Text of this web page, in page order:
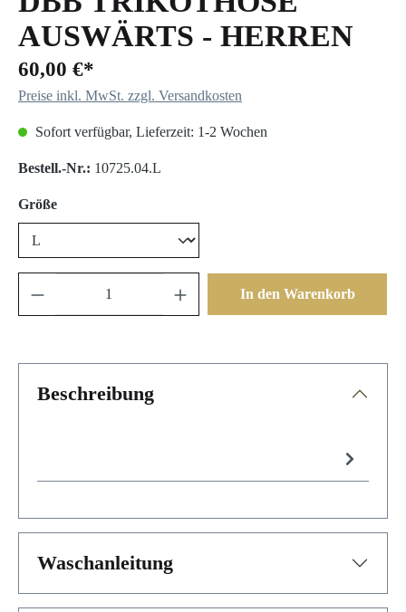
AUSWÄRTS - HERREN
60,00 €*
Preise inkl. MwSt. zzgl. Versandkosten
Sofort verfügbar, Lieferzeit: 1-2 Wochen
Bestell.-Nr.: 10725.04.L
Größeauswählen
In den Warenkorb
Beschreibung
Waschanleitung